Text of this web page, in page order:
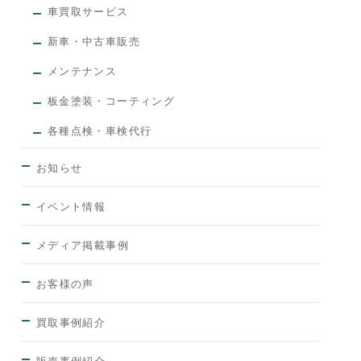
車買取サービス
新車・中古車販売
メンテナンス
板金塗装・コーティング
各種点検・車検代行
お知らせ
イベント情報
メディア掲載事例
お客様の声
買取事例紹介